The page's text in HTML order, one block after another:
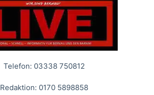
Telefon: 03338 750812
Redaktion: 0170 5898858